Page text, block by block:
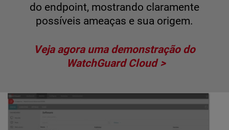
do endpoint, mostrando claramente
possíveis ameaças e sua origem.
Veja agora uma demonstração do
WatchGuard Cloud